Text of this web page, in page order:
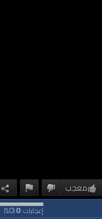
معجب
إعجابات:0
(
0
%)